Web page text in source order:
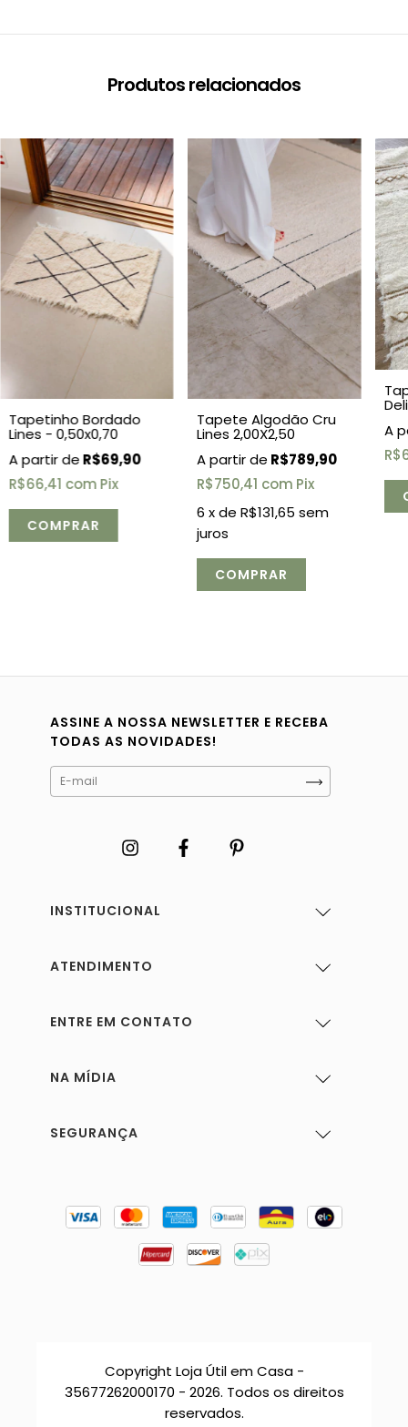
Produtos relacionados
Tapetinho Bordado
Lines - 0,50x0,70
R$69,90
R$66,41 comPix
Tapete Algodão Cru
Lines 2,00X2,50
R$789,90
R$750,41 com Pix
6 x de R$131,65 sem
juros
ASSINE A NOSSA NEWSLETTER E RECEBA
TODAS AS NOVIDADES!
INSTITUCIONAL
ATENDIMENTO
ENTRE EM CONTATO
NA MÍDIA
SEGURANÇA
Copyright Loja Útil em Casa -
35677262000170 - 2026. Todos os direitos
reservados.